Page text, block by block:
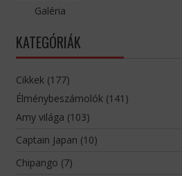
Galéria
KATEGÓRIÁK
Cikkek(177)
Élménybeszámolók(141)
Amy világa (103)
Captain Japan (10)
Chipango (7)